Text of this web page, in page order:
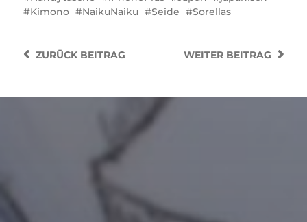
Kimono
NaikuNaiku Seide Sorellas
WEITER BEITRAG
ZURÜCKBEITRAG